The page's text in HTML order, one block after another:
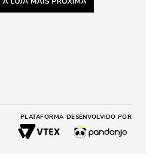
PLATAFORMA DESENVOLVIDO POR